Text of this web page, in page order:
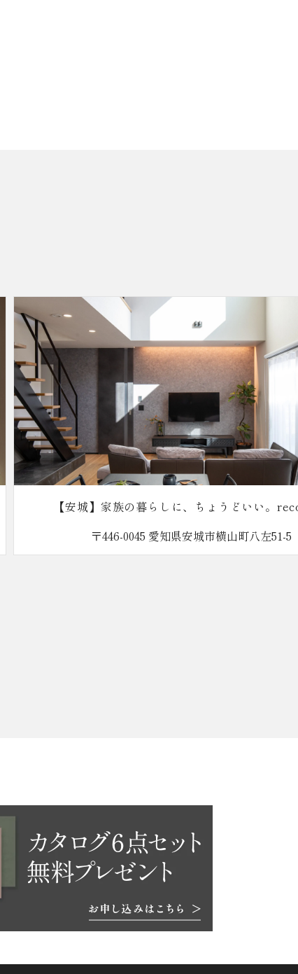
【安城】家族の暮らしに、ちょうどいい。
〒446-0045 愛知県安城市横山町八左51-5